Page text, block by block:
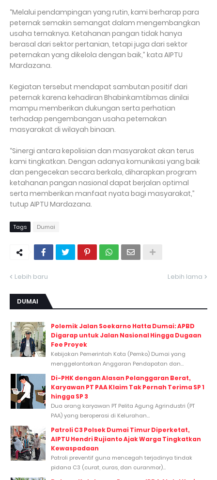
“Melalui pendampingan yang rutin, kami berharap para
peternak semakin semangat dalam mengembangkan
usaha ternaknya. Ketahanan pangan tidak hanya
berasal dari sektor pertanian, tetapi juga dari sektor
peternakan yang dikelola dengan baik,” kata AIPTU
Mardazana.
Kegiatan tersebut mendapat sambutan positif dari
peternak karena kehadiran Bhabinkamtibmas dinilai
mampu memberikan dukungan serta perhatian
terhadap pengembangan usaha peternakan
masyarakat di wilayah binaan.
“Sinergi antara kepolisian dan masyarakat akan terus
kami tingkatkan. Dengan adanya komunikasi yang baik
dan pengecekan secara berkala, diharapkan program
ketahanan pangan nasional dapat berjalan optimal
serta memberikan manfaat nyata bagi masyarakat,”
tutup AIPTU Mardazana.
Tags Dumai
Lebih baru Lebih lama
DUMAI
Polemik Jalan Soekarno Hatta Dumai: APBD
Digarap untuk Jalan Nasional Hingga Dugaan
Fee Proyek
Kebijakan Pemerintah Kota (Pemko) Dumai yang
menggelontorkan Anggaran Pendapatan dan...
Di-PHK dengan Alasan Pelanggaran Berat,
Karyawan PT PAA Klaim Tak Pernah Terima SP 1
hingga SP 3
Dua orang karyawan PT Pelita Agung Agrindustri (PT
PAA) yang beroperasi di Kelurahan...
Patroli C3 Polsek Dumai Timur Diperketat,
AIPTU Hendri Rujianto Ajak Warga Tingkatkan
Kewaspadaan
Patroli preventif guna mencegah terjadinya tindak
pidana C3 (curat, curas, dan curanmor)...